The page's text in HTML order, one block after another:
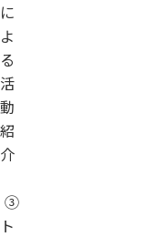
に
よ
る
活
動
紹
介
③
ト